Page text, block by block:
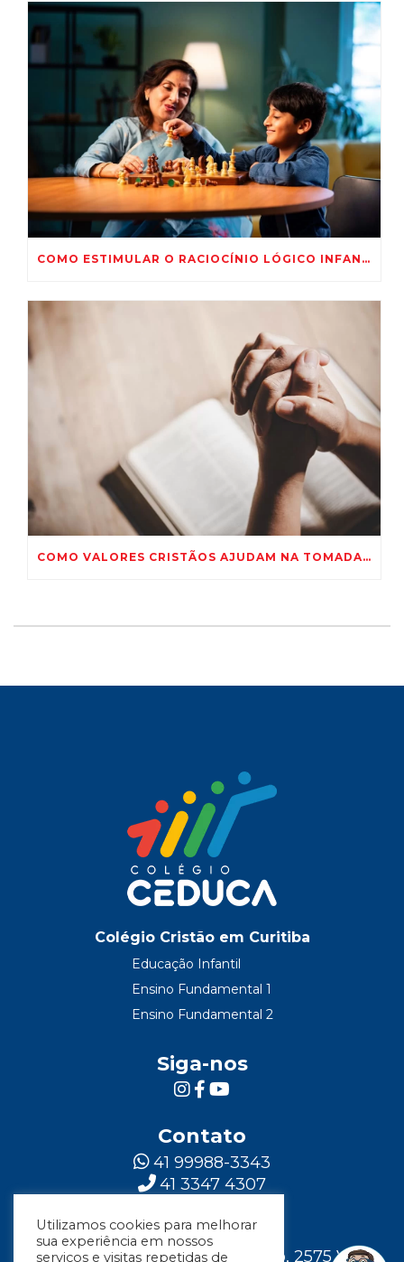
COMO ESTIMULAR O RACIOCÍNIO LÓGICO INFANTIL COM 5 IDEIAS PRÁTICAS
COMO VALORES CRISTÃOS AJUDAM NA TOMADA DE DECISÕES?
Colégio Cristão em Curitiba
Educação Infantil
Ensino Fundamental 1
Ensino Fundamental 2
Siga-nos
Contato
41 99988-3343
41 3347 4307
Localização
Rua Major Vicente de Castro, 2575 Vila
Utilizamos cookies para melhorar
sua experiência em nossos
serviços e visitas repetidas de